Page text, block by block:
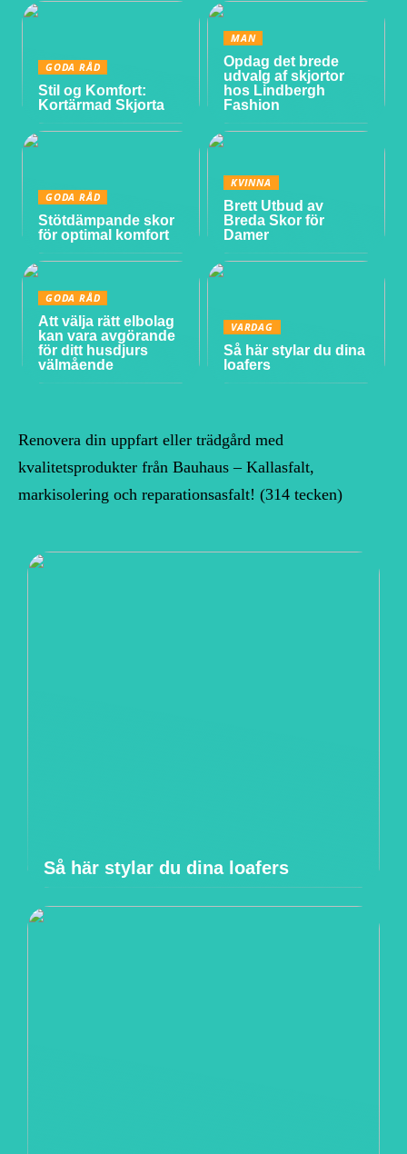
GODA RÅD
Stil og Komfort:
Kortärmad Skjorta
MAN
Opdag det brede
udvalg af skjortor
hos Lindbergh
Fashion
GODA RÅD
Stötdämpande skor
för optimal komfort
KVINNA
Brett Utbud av
Breda Skor för
Damer
GODA RÅD
Att välja rätt elbolag
kan vara avgörande
för ditt husdjurs
välmående
VARDAG
Så här stylar du dina
loafers
Renovera din uppfart eller trädgård med
kvalitetsprodukter från Bauhaus – Kallasfalt,
markisolering och reparationsasfalt! (314 tecken)
Så här stylar du dina loafers